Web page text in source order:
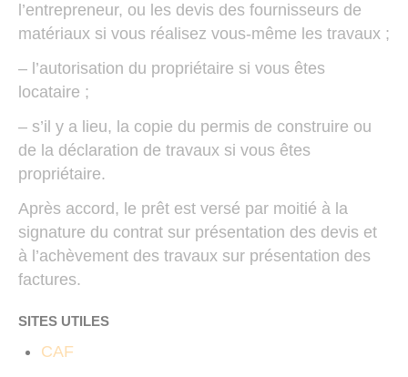
l’entrepreneur, ou les devis des fournisseurs de
matériaux si vous réalisez vous-même les travaux ;
– l’autorisation du propriétaire si vous êtes
locataire ;
– s’il y a lieu, la copie du permis de construire ou
de la déclaration de travaux si vous êtes
propriétaire.
Après accord, le prêt est versé par moitié à la
signature du contrat sur présentation des devis et
à l’achèvement des travaux sur présentation des
factures.
SITES UTILES
CAF